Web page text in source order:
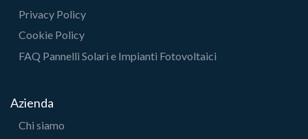
Privacy Policy
Cookie Policy
FAQ Pannelli Solari e Impianti Fotovoltaici
Azienda
Chi siamo